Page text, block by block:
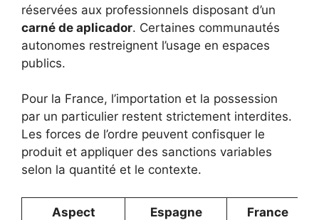
réservées aux professionnels disposant d’un
carné de aplicador. Certaines communautés
autonomes restreignent l’usage en espaces
publics.
Pour la France, l’importation et la possession
par un particulier restent strictement interdites.
Les forces de l’ordre peuvent confisquer le
produit et appliquer des sanctions variables
selon la quantité et le contexte.
Aspect Espagne France